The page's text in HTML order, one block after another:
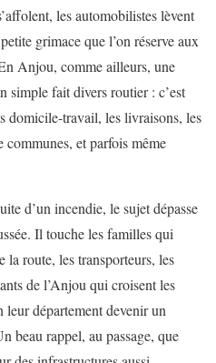
les automobilistes lèvent
grimace que l’on réserve aux
Anjou, comme ailleurs, une
simple fait divers routier : c’est
domicile-travail, les livraisons, les
communes, et parfois même
d’un incendie, le sujet dépasse
Il touche les familles qui
la route, les transporteurs, les
de l’Anjou qui croisent les
leur département devenir un
beau rappel, au passage, que